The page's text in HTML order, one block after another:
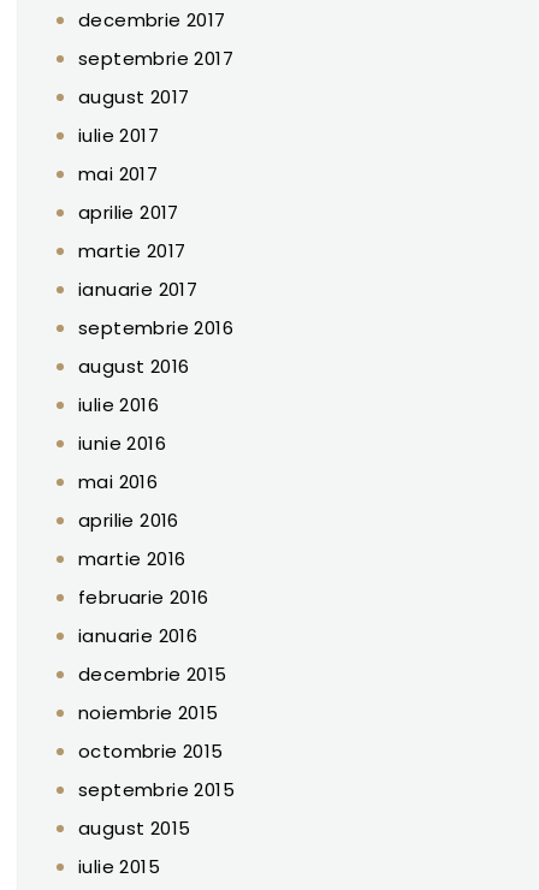
decembrie 2017
septembrie 2017
august 2017
iulie 2017
mai 2017
aprilie 2017
martie 2017
ianuarie 2017
septembrie 2016
august 2016
iulie 2016
iunie 2016
mai 2016
aprilie 2016
martie 2016
februarie 2016
ianuarie 2016
decembrie 2015
noiembrie 2015
octombrie 2015
septembrie 2015
august 2015
iulie 2015